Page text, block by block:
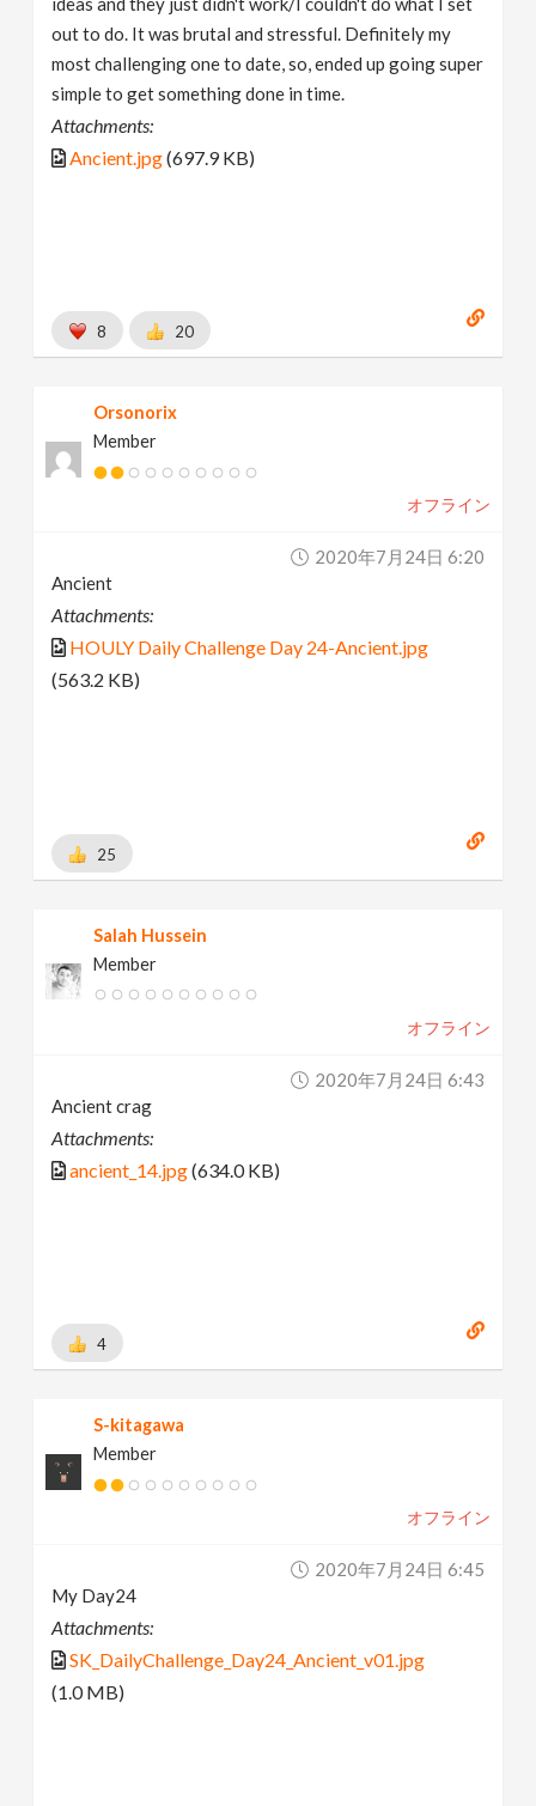
out to do. It was brutal and stressful. Definitely my
most challenging one to date, so, ended up going super
simple to get something done in time.
Attachments:
Ancient.jpg(697.9 KB)
8 20
Orsonorix
Member
オフライン
2020年7月24日 6:20
Ancient
Attachments:
HOULY Daily Challenge Day 24-Ancient.jpg
(563.2 KB)
25
Salah Hussein
Member
オフライン
2020年7月24日 6:43
Ancient crag
Attachments:
ancient_14.jpg(634.0 KB)
4
S-kitagawa
Member
オフライン
2020年7月24日 6:45
My Day24
Attachments:
SK_DailyChallenge_Day24_Ancient_v01.jpg
(1.0 MB)